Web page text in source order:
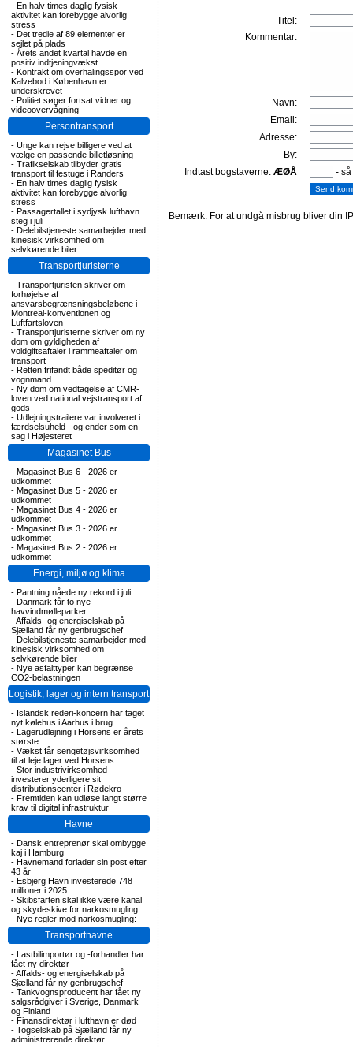
- En halv times daglig fysisk
aktivitet kan forebygge alvorlig
stress
- Det tredie af 89 elementer er
sejlet på plads
- Årets andet kvartal havde en
positiv indtjeningvækst
- Kontrakt om overhalingsspor ved
Kalvebod i København er
underskrevet
- Politiet søger fortsat vidner og
videoovervågning
Persontransport
- Unge kan rejse billigere ved at
vælge en passende billetløsning
- Trafikselskab tilbyder gratis
transport til festuge i Randers
- En halv times daglig fysisk
aktivitet kan forebygge alvorlig
stress
- Passagertallet i sydjysk lufthavn
steg i juli
- Delebilstjeneste samarbejder med
kinesisk virksomhed om
selvkørende biler
Transportjuristerne
- Transportjuristen skriver om
forhøjelse af
ansvarsbegrænsningsbeløbene i
Montreal-konventionen og
Luftfartsloven
- Transportjuristerne skriver om ny
dom om gyldigheden af
voldgiftsaftaler i rammeaftaler om
transport
- Retten frifandt både speditør og
vognmand
- Ny dom om vedtagelse af CMR-
loven ved national vejstransport af
gods
- Udlejningstrailere var involveret i
færdselsuheld - og ender som en
sag i Højesteret
Magasinet Bus
- Magasinet Bus 6 - 2026 er
udkommet
- Magasinet Bus 5 - 2026 er
udkommet
- Magasinet Bus 4 - 2026 er
udkommet
- Magasinet Bus 3 - 2026 er
udkommet
- Magasinet Bus 2 - 2026 er
udkommet
Energi, miljø og klima
- Pantning nåede ny rekord i juli
- Danmark får to nye
havvindmølleparker
-Affalds- og energiselskab på
Sjælland får ny genbrugschef
- Delebilstjeneste samarbejder med
kinesisk virksomhed om
selvkørende biler
- Nye asfalttyper kan begrænse
CO2-belastningen
Logistik, lager og intern transport
- Islandsk rederi-koncern har taget
nyt kølehus i Aarhus i brug
- Lagerudlejning i Horsens er årets
største
- Vækst får sengetøjsvirksomhed
til at leje lager ved Horsens
- Stor industrivirksomhed
investerer yderligere sit
distributionscenter i Rødekro
- Fremtiden kan udløse langt større
krav til digital infrastruktur
Havne
- Dansk entreprenør skal ombygge
kaj i Hamburg
- Havnemand forlader sin post efter
43 år
- Esbjerg Havn investerede 748
millioner i 2025
- Skibsfarten skal ikke være kanal
og skydeskive for narkosmugling
- Nye regler mod narkosmugling:
Transportnavne
- Lastbilimportør og -forhandler har
fået ny direktør
-Affalds- og energiselskab på
Sjælland får ny genbrugschef
- Tankvognsproducent har fået ny
salgsrådgiver i Sverige, Danmark
og Finland
- Finansdirektør i lufthavn er død
- Togselskab på Sjælland får ny
administrerende direktør
Titel:
Kommentar:
Navn:
Email:
Adresse:
By:
Indtast bogstaverne: ÆØÅ -
Bemærk: For at undgå misbrug bliver din